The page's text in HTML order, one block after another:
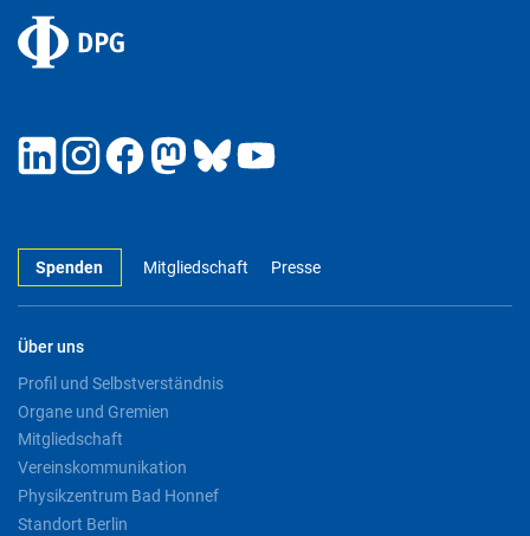
Spenden Mitgliedschaft Presse
Über uns
Profil und Selbstverständnis
Organe und Gremien
Mitgliedschaft
Vereinskommunikation
Physikzentrum Bad Honnef
Standort Berlin